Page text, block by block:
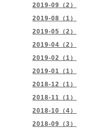
2019-09（2）
2019-08（1）
2019-05（2）
2019-04（2）
2019-02（1）
2019-01（1）
2018-12（1）
2018-11（1）
2018-10（4）
2018-09（3）